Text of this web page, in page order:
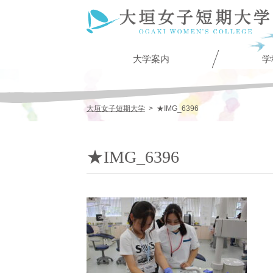
大学案内 学
大垣女子短期大学 > ★IMG_6396
★IMG_6396